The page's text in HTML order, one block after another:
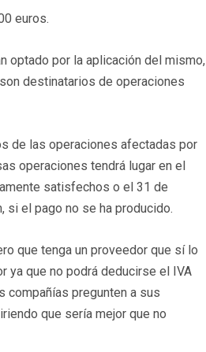
euros.
optado por la aplicación del mismo,
destinatarios de operaciones
de las operaciones afectadas por
operaciones tendrá lugar en el
satisfechos o el 31 de
si el pago no se ha producido.
que tenga un proveedor que sí lo
ya que no podrá deducirse el IVA
compañías pregunten a sus
que sería mejor que no